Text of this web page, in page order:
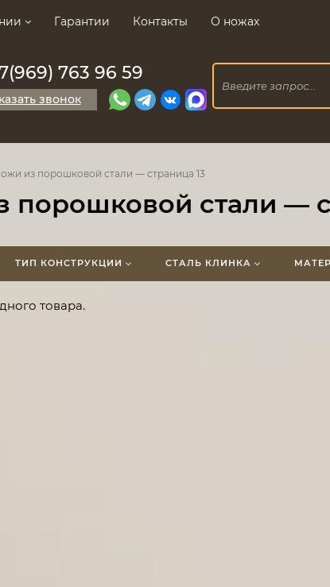
Гарантии Контакты О ножах
763 96 59
звонок
из порошковой стали — страница 13
порошковой стали —
ТИП КОНСТРУКЦИИ СТАЛЬ КЛИНКА
товара.